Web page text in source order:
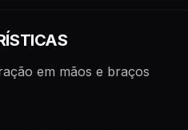
em mãos e braços